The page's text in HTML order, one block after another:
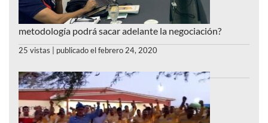
metodología podrá sacar adelante la negociación?
25 vistas publicado el febrero 24, 2020